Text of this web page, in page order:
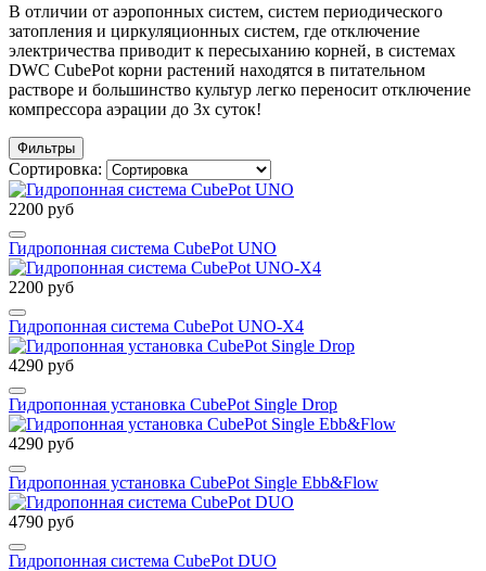
В отличии от аэропонных систем, систем периодического
затопления и циркуляционных систем, где отключение
электричества приводит к пересыханию корней, в системах
DWC CubePot корни растений находятся в питательном
растворе и большинство культур легко переносит отключение
компрессора аэрации до 3х суток!
Фильтры
Сортировка:
2200 руб
Гидропонная система CubePot UNO
2200 руб
Гидропонная система CubePot UNO-X4
4290 руб
Гидропонная установка CubePot Single Drop
4290 руб
Гидропонная установка CubePot Single Ebb&Flow
4790 руб
Гидропонная система CubePot DUO